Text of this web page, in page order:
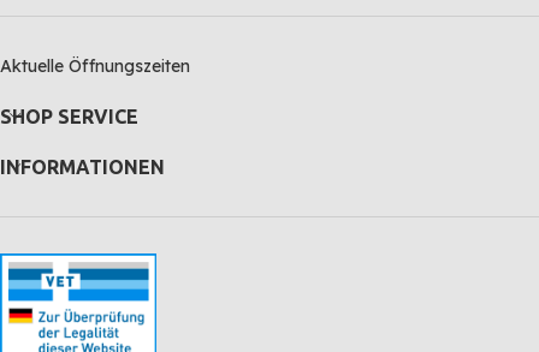
Aktuelle Öffnungszeiten
SHOP SERVICE
INFORMATIONEN